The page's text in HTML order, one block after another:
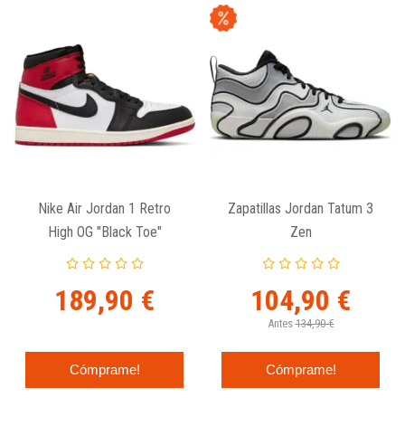
Nike Air Jordan 1 Retro
High OG "Black Toe"
189,90 €
Cómprame!
Zapatillas Jordan Tatum 3
Zen
104,90 €
Antes 134,90 €
Cómprame!